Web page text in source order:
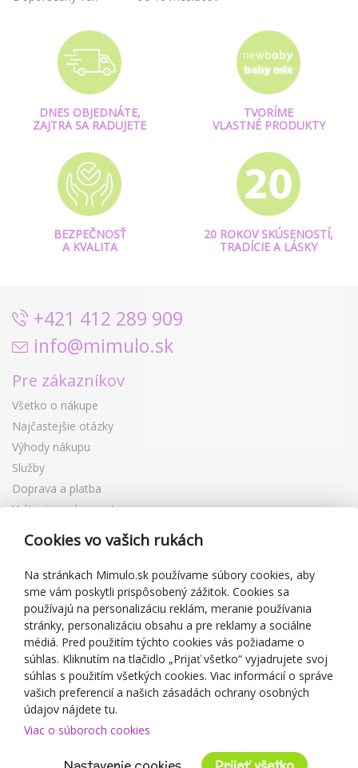
DNES OBJEDNÁTE,
ZAJTRA SA RADUJETE
TVORÍME
VLASTNÉ PRODUKTY
BEZPEČNOSŤ
A KVALITA
20 ROKOV SKÚSENOSTÍ,
TRADÍCIE A LÁSKY
+421 412 289 909
info@mimulo.sk
Pre zákazníkov
Všetko o nákupe
Najčastejšie otázky
Výhody nákupu
Služby
Doprava a platba
Vrátenie a výmena tovaru
Reklamácia
Darčekové poukážky
Zľavové kupóny
Blog
O predajcovi
Mimulo.sk
Obchodné podmienky
Ochrana osobných údajov GDPR
Kontakty
Spolupracujeme
Cookies vo vašich rukách
Na stránkach Mimulo.sk používame súbory cookies, aby
sme vám poskytli prispôsobený zážitok. Cookies sa
používajú na personalizáciu reklám, meranie používania
stránky, personalizáciu obsahu a pre reklamy a sociálne
médiá. Pred použitím týchto cookies vás požiadame o
súhlas. Kliknutím na tlačidlo „Prijať všetko“ vyjadrujete svoj
súhlas s použitím všetkých cookies. Viac informácií o správe
vašich preferencií a našich zásadách ochrany osobných
údajov nájdete tu.
Viac o súboroch cookies